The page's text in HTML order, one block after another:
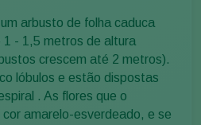
arbusto de folha caduca
- 1,5 metros de altura
crescem até 2 metros).
lóbulos e estão dispostas
. As flores que o
amarelo-esverdeado, e se